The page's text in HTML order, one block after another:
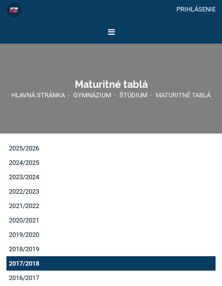
PRIHLÁSENIE
Maturitné tablá
HLAVNÁ STRÁNKA - GYMNÁZIUM - ŠTÚDIUM - MATURITNÉ TABLÁ
2025/2026
2024/2025
2023/2024
2022/2023
2021/2022
2020/2021
2019/2020
2018/2019
2017/2018
2016/2017